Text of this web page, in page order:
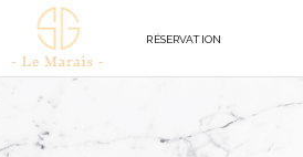
RÉSERVATION